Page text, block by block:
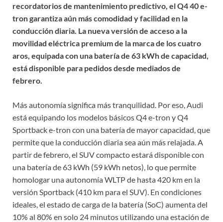
recordatorios de mantenimiento predictivo, el Q4 40 e-
tron garantiza aún más comodidad y facilidad en la
conducción diaria. La nueva versión de acceso a la
movilidad eléctrica premium de la marca de los cuatro
aros, equipada con una batería de 63 kWh de capacidad,
está disponible para pedidos desde mediados de
febrero.
Más autonomía significa más tranquilidad. Por eso, Audi
está equipando los modelos básicos Q4 e-tron y Q4
Sportback e-tron con una batería de mayor capacidad, que
permite que la conducción diaria sea aún más relajada. A
partir de febrero, el SUV compacto estará disponible con
una batería de 63 kWh (59 kWh netos), lo que permite
homologar una autonomía WLTP de hasta 420 km en la
versión Sportback (410 km para el SUV). En condiciones
ideales, el estado de carga de la batería (SoC) aumenta del
10% al 80% en solo 24 minutos utilizando una estación de